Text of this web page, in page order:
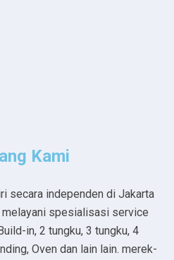
Kami
secara independen di Jakarta
spesialisasi service
in, 2 tungku, 3 tungku, 4
Oven dan lain lain. merek-